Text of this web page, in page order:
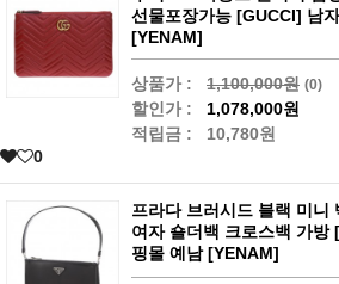
선물포장가능 [GUCCI] 남
[YENAM]
상품가 : 1,100,000원 (0)
할인가 :
1,078,000원
적립금 :
10,780원
0
프라다 브러시드 블랙 미니
여자 숄더백 크로스백 가방
핑몰 예남 [YENAM]